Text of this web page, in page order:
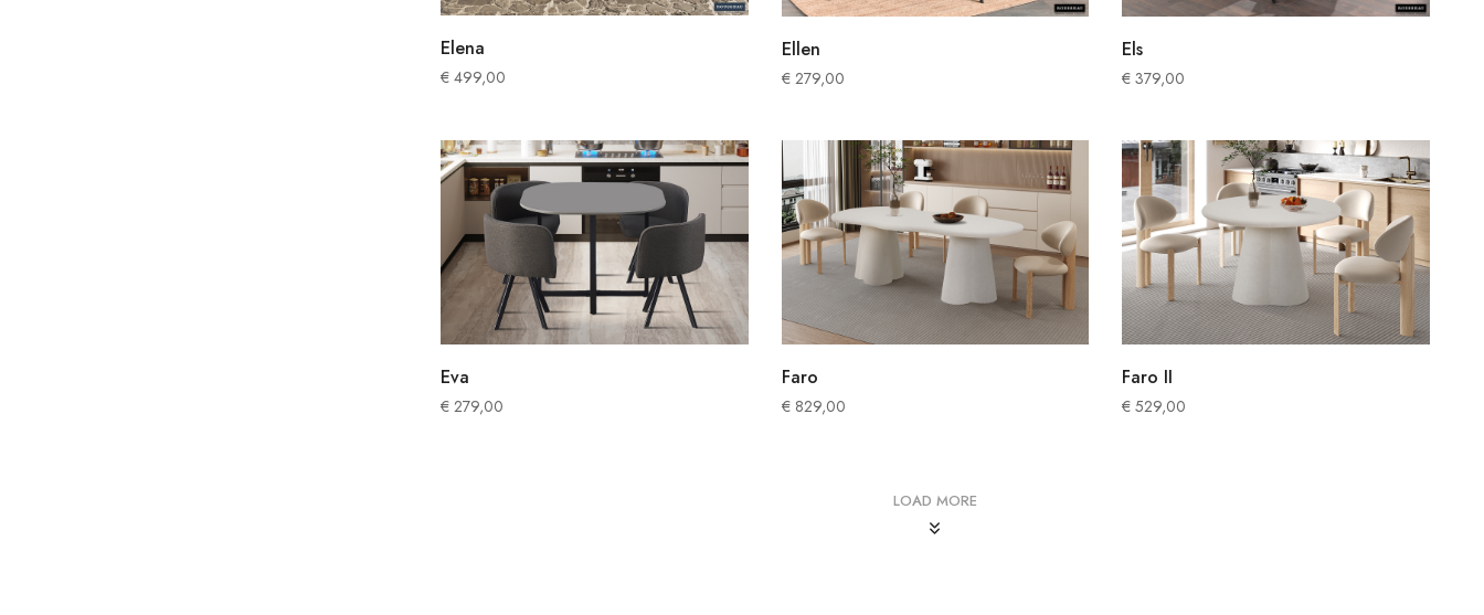
Elena
€499,00
Ellen
€279,00
Els
€ 379,00
Eva
€279,00
Faro
€829,00
Faro II
€ 529,00
LOAD MORE